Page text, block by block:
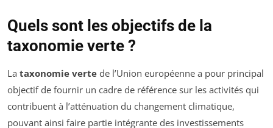
Quels sont les objectifs de la
taxonomie verte ?
La taxonomie verte de l’Union européenne a pour principal
objectif de fournir un cadre de référence sur les activités qui
contribuent à l’atténuation du changement climatique,
pouvant ainsi faire partie intégrante des investissements